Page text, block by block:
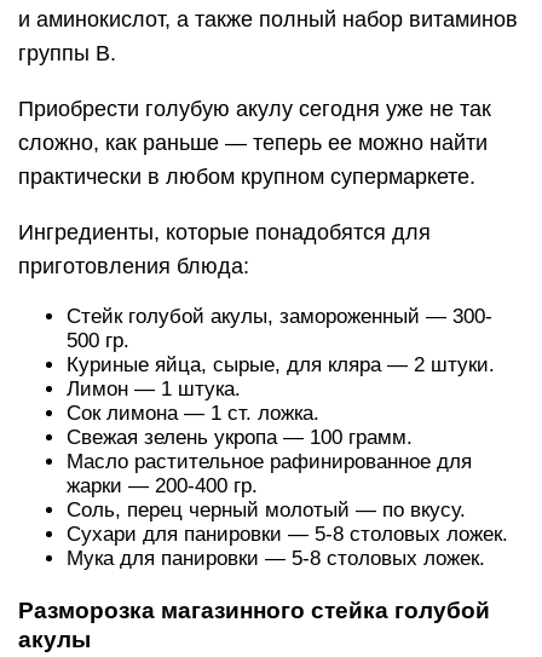
и аминокислот, а также полный набор витаминов
группы В.
Приобрести голубую акулу сегодня уже не так
сложно, как раньше — теперь ее можно найти
практически в любом крупном супермаркете.
Ингредиенты, которые понадобятся для
приготовления блюда:
Стейк голубой акулы, замороженный — 300-
500 гр.
Куриные яйца, сырые, для кляра — 2 штуки.
Лимон — 1 штука.
Сок лимона — 1 ст. ложка.
Свежая зелень укропа — 100 грамм.
Масло растительное рафинированное для
жарки — 200-400 гр.
Соль, перец черный молотый — по вкусу.
Сухари для панировки — 5-8 столовых ложек.
Мука для панировки — 5-8 столовых ложек.
Разморозка магазинного стейка голубой
акулы